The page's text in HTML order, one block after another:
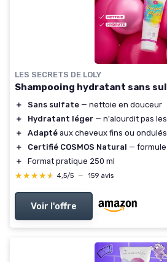
LES SECRETS DE LOLY
Shampooing hydratant sans
＋ Sans sulfate — nettoie en douceur
＋
Hydratant léger — n'alourdit pas
＋
Adapté aux cheveux fins ou ondulés
＋
Certifié COSMOS Natural —
＋
Format pratique 250 ml
★★★★★
★★★★★ 4,5/5 — 159 avis
Voir l'offre